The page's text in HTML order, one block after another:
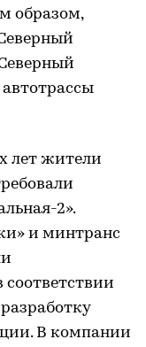
образом,
лет жители
2».
и минтранс
соответствии
В компании